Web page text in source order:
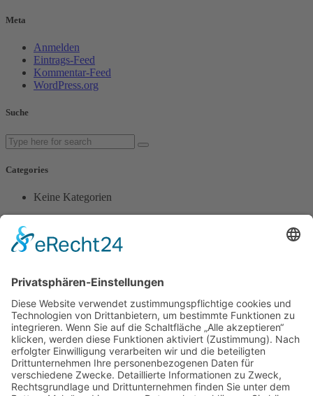
Meta
Anmelden
Eintrags-Feed
Kommentar-Feed
WordPress.org
Suche
Categories
Keine Kategorien
Popular Posts
Gästehaus Schweiger, die preiswerte und qualitativ hochwertige
Unterkunft in Bruck bei Emmerting, im Landkreis Altötting.
Rechtliches
Impressum
Datenschutz
Quick Links